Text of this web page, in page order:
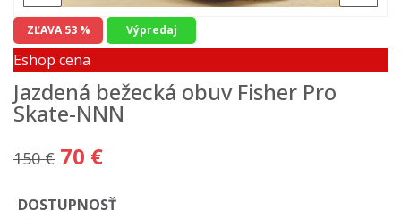
ZĽAVA 53 % Výpredaj
Eshop cena
Jazdená bežecká obuv Fisher Pro
Skate-NNN
150 € 70 €
DOSTUPNOSŤ